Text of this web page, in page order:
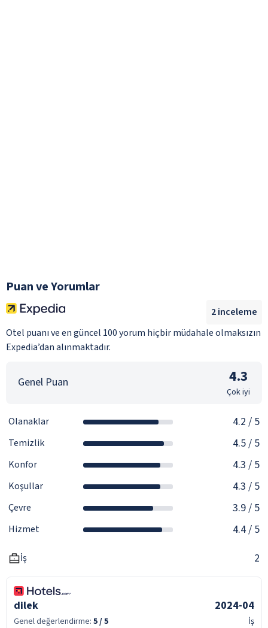
Puan ve Yorumlar
Otel puanı ve en güncel 100 yorum hiçbir müdahale olmaksızın
Expedia’dan alınmaktadır.
2inceleme
Genel Puan 4.3
Çok iyi
Olanaklar 4.2 / 5
Temizlik 4.5/ 5
Konfor 4.3 / 5
Koşullar 4.3 / 5
Çevre 3.9/ 5
Hizmet 4.4/ 5
İş 2
dilek 2024-04
Genel değerlendirme: 5/ 5 İş